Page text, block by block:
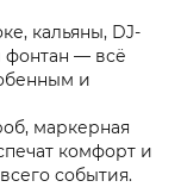
кальяны, DJ-
— всё
и
маркерная
комфорт и
события.